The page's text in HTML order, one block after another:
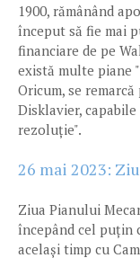
1900, rămânând
început să fie mai
financiare de pe
există multe piane
Oricum, se
Disklavier,
rezoluție".
26 mai 2023:
Ziua Pianului
începând cel puțin
același timp cu